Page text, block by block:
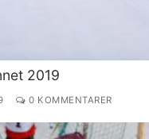
2019
0 KOMMENTARER